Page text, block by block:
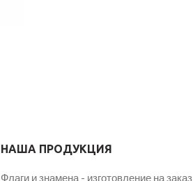
НАША ПРОДУКЦИЯ
Флаги и знамена - изготовление на заказ